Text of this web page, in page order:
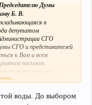
Председателю Думы
Б. В.
в
депутатом
СГО
СГО и представителей
к Вам и всем
письмом.
время теряет
формируются
в системе ЦГБ
воды. До выбором